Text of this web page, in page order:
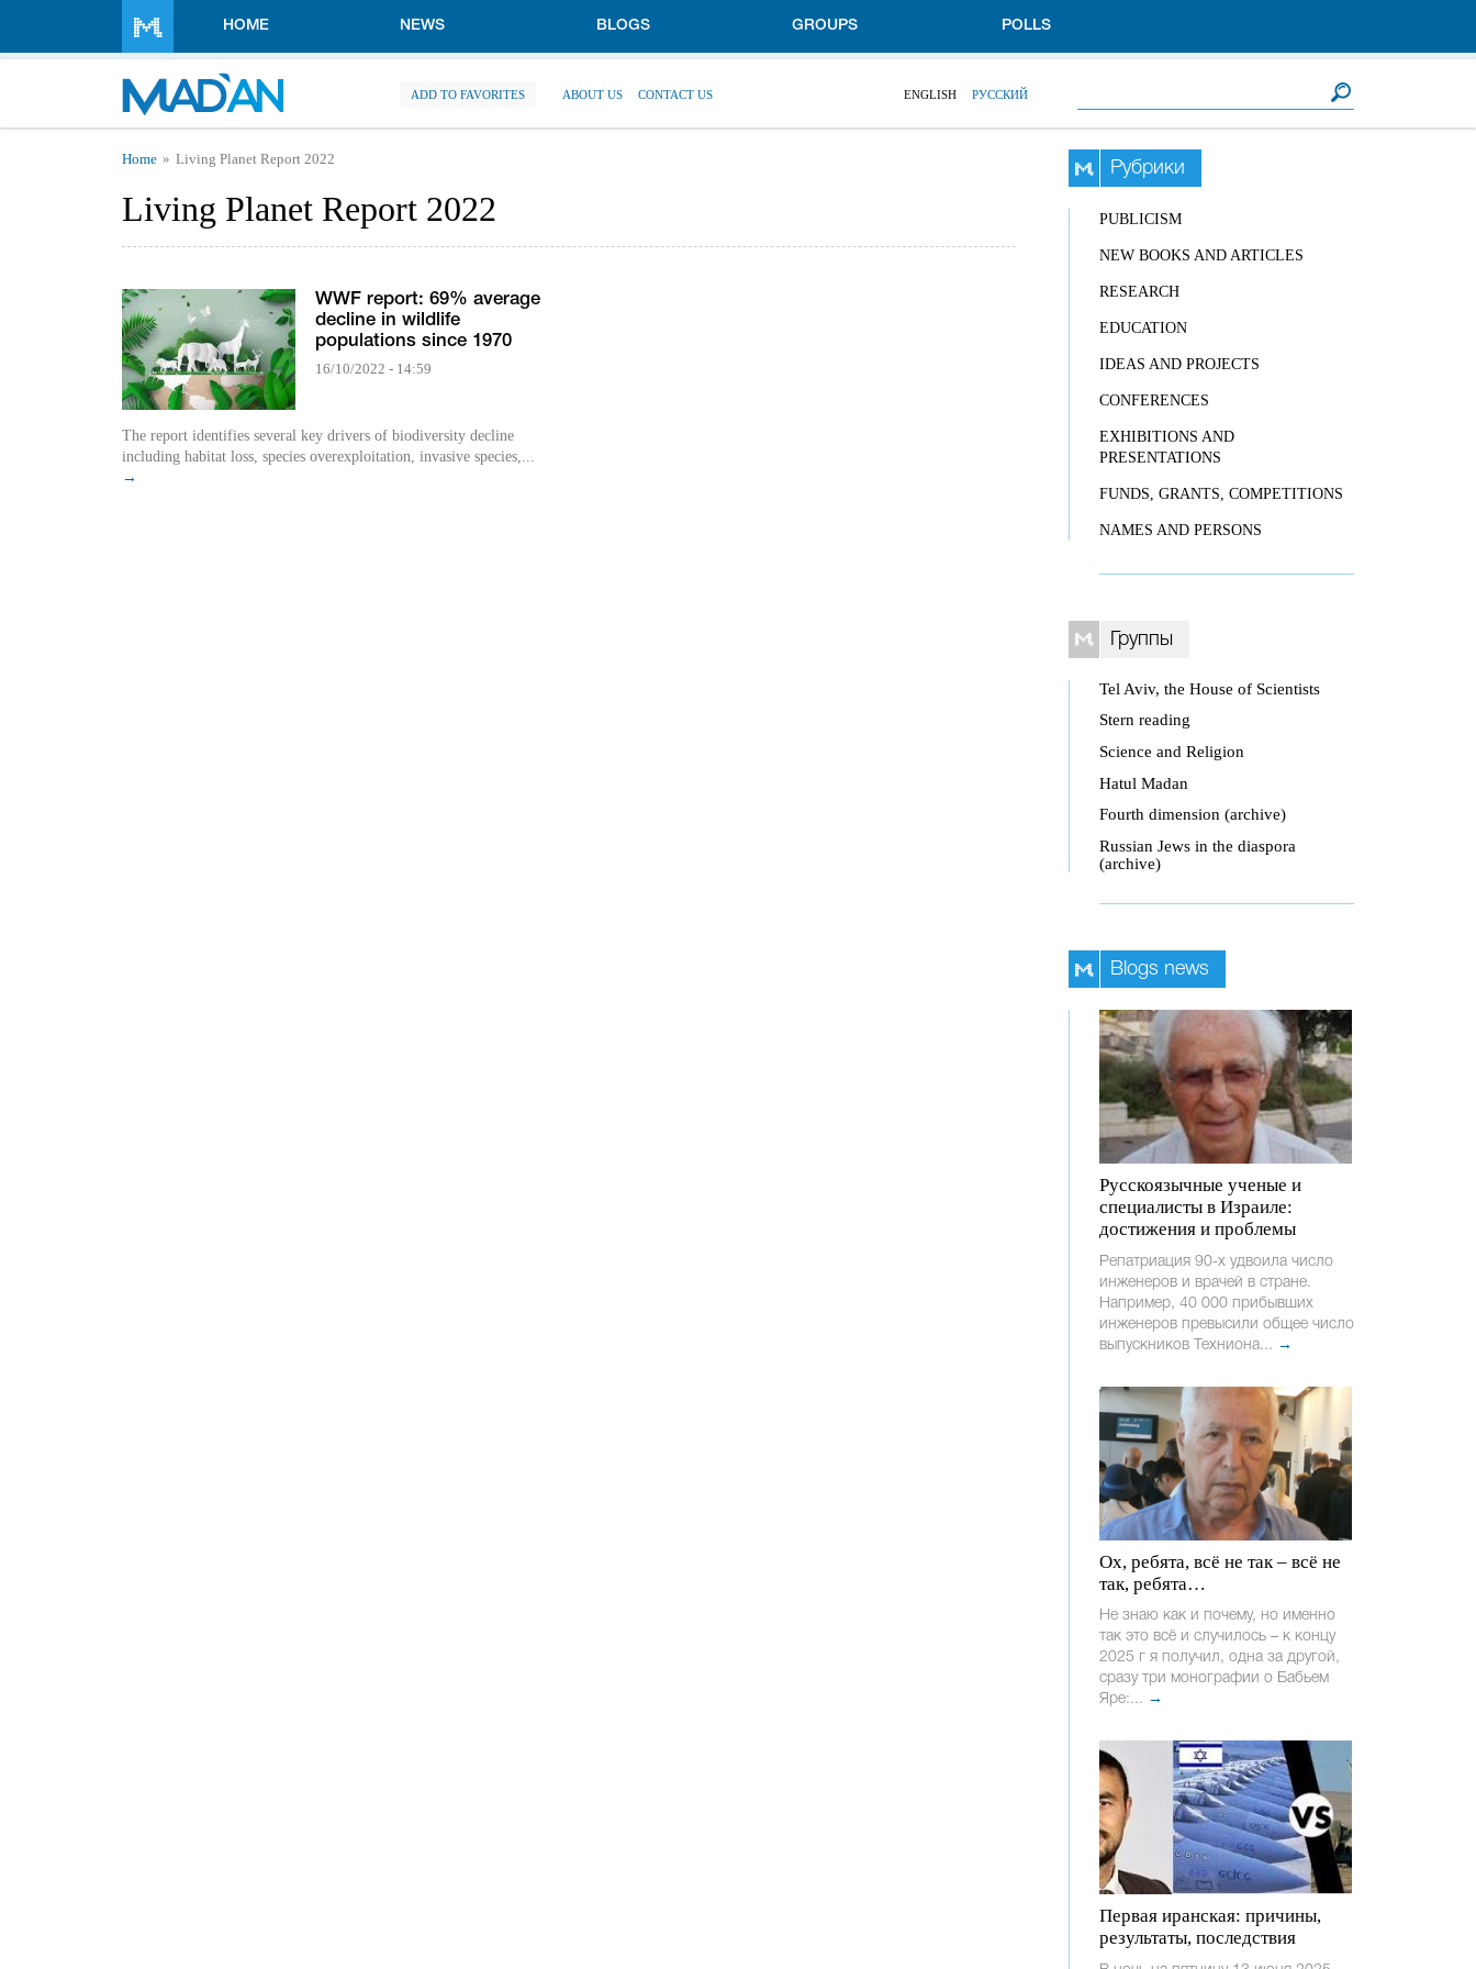
HOME NEWS BLOGS GROUPS POLLS
ADD TO FAVORITES ABOUT US CONTACT US ENGLISH РУССКИЙ
You are here
Home Living Planet Report 2022
Living Planet Report 2022
WWF report: 69% average
decline in wildlife
populations since 1970
16/10/2022 - 14:59
The report identifies several key drivers of biodiversity decline
including habitat loss, species overexploitation, invasive species,...
→
Рубрики
PUBLICISM
NEW BOOKS AND ARTICLES
RESEARCH
EDUCATION
IDEAS AND PROJECTS
CONFERENCES
EXHIBITIONS AND
PRESENTATIONS
FUNDS, GRANTS, COMPETITIONS
NAMES AND PERSONS
Группы
Tel Aviv, the House of Scientists
Stern reading
Science and Religion
Hatul Madan
Fourth dimension (archive)
Russian Jews in the diaspora
(archive)
Blogs news
Русскоязычные ученые и
специалисты в Израиле:
достижения и проблемы
Репатриация 90-х удвоила число
инженеров и врачей в стране.
Например, 40 000 прибывших
инженеров превысили общее число
выпускников Техниона... →
Ох, ребята, всё не так – всё не
так, ребята…
Не знаю как и почему, но именно
так это всё и случилось – к концу
2025 г я получил, одна за другой,
сразу три монографии о Бабьем
Яре:... →
Первая иранская: причины,
результаты, последствия